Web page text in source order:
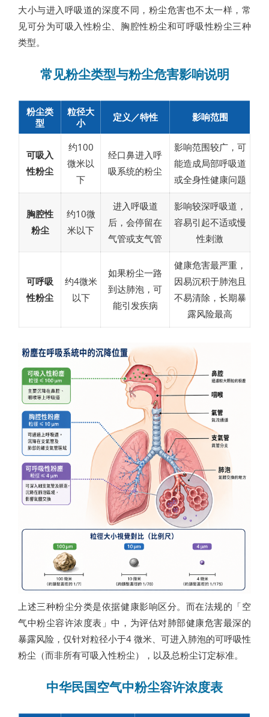
大小与进入呼吸道的深度不同，粉尘危害也不太一样，常
见可分为可吸入性粉尘、胸腔性粉尘和可呼吸性粉尘三种
类型。
常见粉尘类型与粉尘危害影响说明
粉尘类
型
粒径大
小
定义／特性 影响范围
可吸入
性粉尘
约100
微米以
下
经口鼻进入呼
吸系统的粉尘
影响范围较广，可
能造成局部呼吸道
或全身性健康问题
胸腔性
粉尘
约10微
米以下
进入呼吸道
后，会停留在
气管或支气管
影响较深呼吸道，
容易引起不适或慢
性刺激
可呼吸
性粉尘
约4微米
以下
如果粉尘一路
到达肺泡，可
能引发疾病
健康危害最严重，
因易沉积于肺泡且
不易清除，长期暴
露风险最高
上述三种粉尘分类是依据健康影响区分。而在法规的「空
气中粉尘容许浓度表」中，为评估对肺部健康危害最深的
暴露风险，仅针对粒径小于4 微米、可进入肺泡的可呼吸性
粉尘（而非所有可吸入性粉尘），以及总粉尘订定标准。
中华民国空气中粉尘容许浓度表